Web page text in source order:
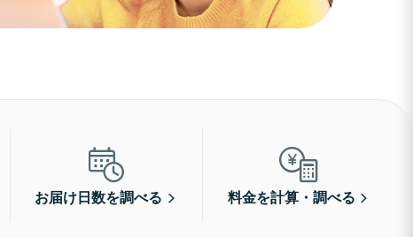
お届け日数を調べる 料金を計算・調べる